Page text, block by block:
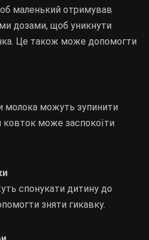
маленький отримував
дозами, щоб уникнути
Це також може допомогти
молока можуть зупинити
ковток може заспокоїти
спонукати дитину до
зняти гикавку.